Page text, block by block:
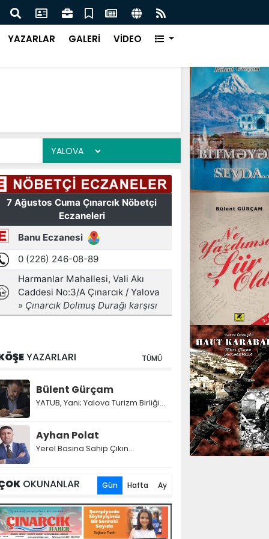
Hiçbir Girişim Başarıya Ulaşamaz !
YAZARLAR GALERİ VİDEO
YAZARLARI TÜMÜ
Bülent Gürçam
YATUB, Yani; Yalova Turizm Birliği...
Ayhan Polat
Yerel Basına Sahip Çıkın...
OKUNANLAR Gün Hafta Ay